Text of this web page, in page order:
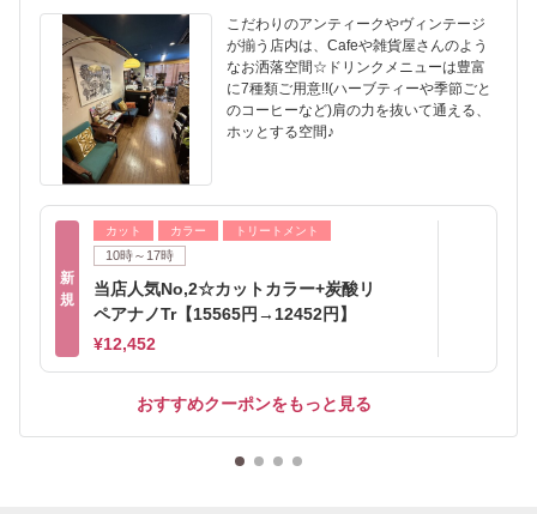
こだわりのアンティークやヴィンテージ
が揃う店内は、Cafeや雑貨屋さんのよう
なお洒落空間☆ドリンクメニューは豊富
に7種類ご用意!!(ハーブティーや季節ごと
のコーヒーなど)肩の力を抜いて通える、
ホッとする空間♪
新
規
カット カラー トリートメント
10時～17時
当店人気No,2☆カットカラー+炭酸リ
ペアナノTr【15565円→12452円】
¥12,452
おすすめクーポンをもっと見る